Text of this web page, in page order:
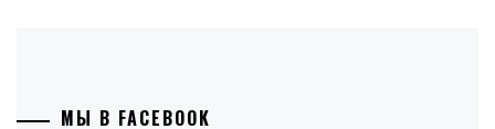
МЫ В FACEBOOK